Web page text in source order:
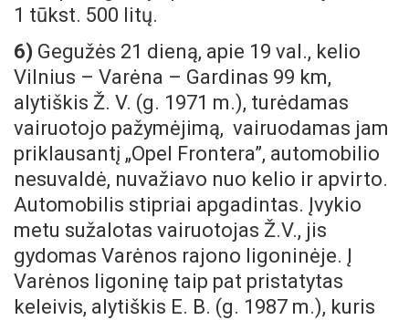
1 tūkst. 500 litų.
6) Gegužės 21 dieną, apie 19 val., kelio
Vilnius – Varėna – Gardinas 99 km,
alytiškis Ž. V. (g. 1971 m.), turėdamas
vairuotojo pažymėjimą, vairuodamas jam
priklausantį „Opel Frontera”, automobilio
nesuvaldė, nuvažiavo nuo kelio ir apvirto.
Automobilis stipriai apgadintas. Įvykio
metu sužalotas vairuotojas Ž.V., jis
gydomas Varėnos rajono ligoninėje. Į
Varėnos ligoninę taip pat pristatytas
keleivis, alytiškis E. B. (g. 1987 m.), kuris